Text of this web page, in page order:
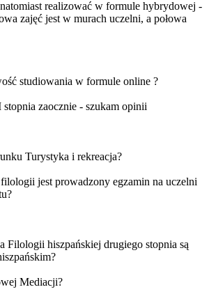
realizować w formule hybrydowej -
zajęć jest w murach uczelni, a połowa
studiowania w formule online ?
zaocznie - szukam opinii
Turystyka i rekreacja?
jest prowadzony egzamin na uczelni
Filologii hiszpańskiej drugiego stopnia są
Mediacji?